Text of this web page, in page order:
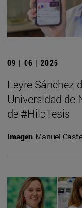
09 | 06 | 2026
Leyre Sánchez
Universidad de
de #HiloTesis
Imagen Manuel